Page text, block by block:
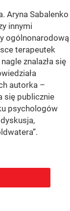
Aryna Sabalenko
innymi
ogólnonarodową
terapeutek
znalazła się
autorka –
się publicznie
psychologów